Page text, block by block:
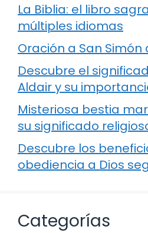
La Biblia: el libro
múltiples idiomas
Oración a San
Descubre el
Aldair y su
Misteriosa bestia
su significado
Descubre los
obediencia a Dios
Categorías